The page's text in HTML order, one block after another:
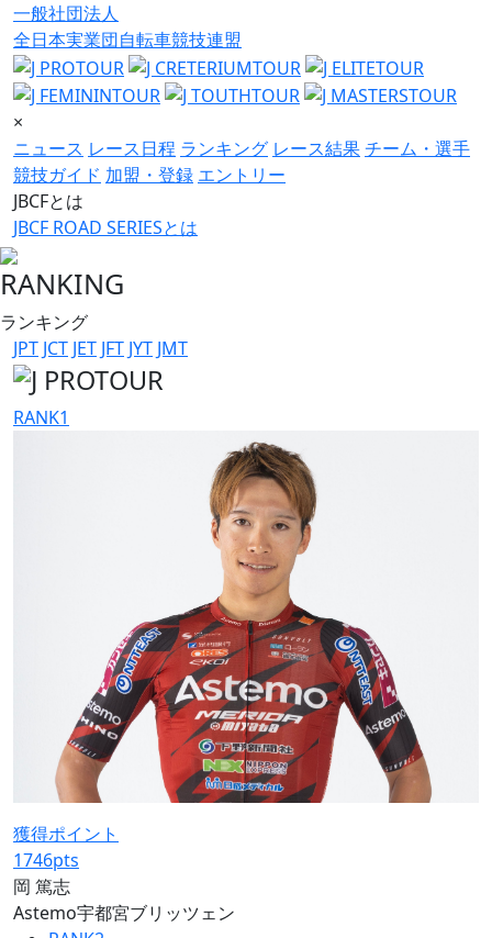
一般社団法人
全日本実業団自転車競技連盟
×
ニュース レース日程 ランキング レース結果チーム・選手
競技ガイド 加盟・登録 エントリー
JBCFとは
JBCF ROAD SERIESとは
RANKING
ランキング
JPT JCT JET JFT JYT JMT
RANK1
獲得ポイント
1746pts
岡 篤志
Astemo宇都宮ブリッツェン